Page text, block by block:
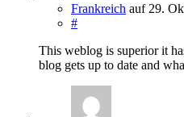
Frankreich auf 29.
#
This weblog is superior it
blog gets up to date and